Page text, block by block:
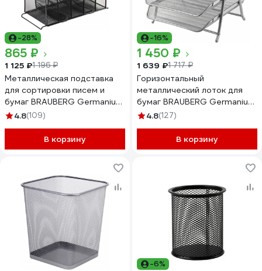
-28%
865 ₽
1 125 ₽1 196 ₽
Металлическая подставка
для сортировки писем и
бумаг BRAUBERG Germanium
5-ти секционная 231968
4.8(109)
В корзину
-16%
1 450 ₽
1 639 ₽1 717 ₽
Горизонтальный
металлический лоток для
бумаг BRAUBERG Germanium
3 секции, А4 267x355x295
4.8(127)
В корзину
-6%